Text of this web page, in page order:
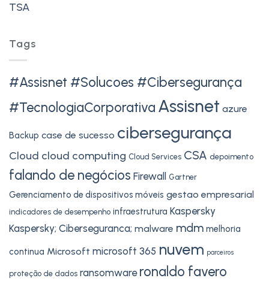
TSA
Tags
#Assisnet #Solucoes #Cibersegurança
#TecnologiaCorporativa Assisnet azure
Backup case de sucesso cibersegurança
Cloud cloud computing Cloud Services CSA depoimento
falando de negócios Firewall Gartner
Gerenciamento de dispositivos móveis gestao empresarial
indicadores de desempenho infraestrutura Kaspersky
Kaspersky; Ciberseguranca; malware mdm melhoria
continua Microsoft microsoft 365 nuvem parceiros
proteção de dados ransomware ronaldo favero